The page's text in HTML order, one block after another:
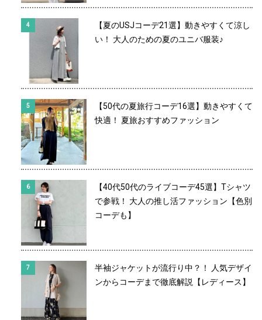
【夏のUSJコーデ21選】動きやすくて涼し
い！ 大人のための夏のユニバ服装♪
【50代の夏旅行コーデ16選】動きやすくて
快適！ 夏旅おすすめファッション
【40代50代のライブコーデ45選】Tシャツ
で参戦！ 大人の推し活ファッション【色別
コーデも】
半袖ジャケットが流行り中？！ 人気デザイ
ンからコーデまで徹底解説【レディース】